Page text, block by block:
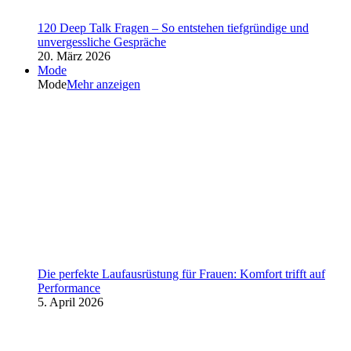
120 Deep Talk Fragen – So entstehen tiefgründige und
unvergessliche Gespräche
20. März 2026
Mode
ModeMehr anzeigen
Die perfekte Laufausrüstung für Frauen: Komfort trifft auf
Performance
5. April 2026